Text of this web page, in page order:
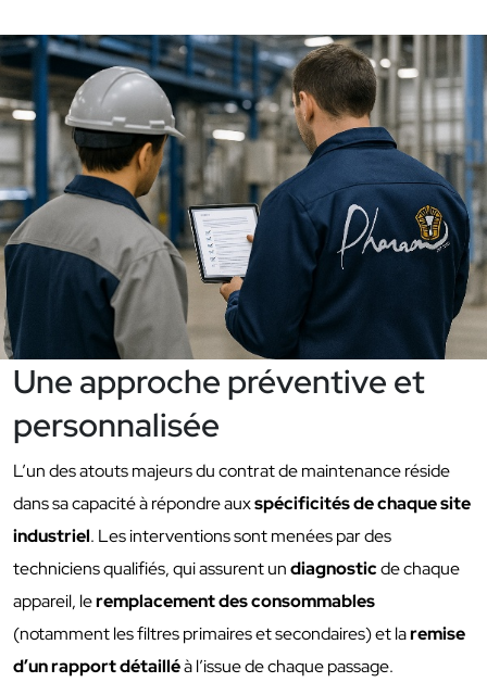
Une approche préventive et
personnalisée
L’un des atouts majeurs du contrat de maintenance réside
dans sa capacité à répondre auxspécificités de chaque site
industriel. Les interventions sont menées par des
techniciens qualifiés, qui assurent undiagnosticde chaque
appareil, leremplacement des consommables
(notamment les filtres primaires et secondaires) et laremise
d’un rapport détailléà l’issue de chaque passage.